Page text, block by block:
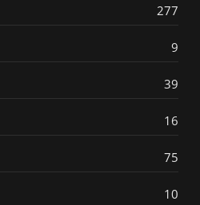
277
9
39
16
75
10